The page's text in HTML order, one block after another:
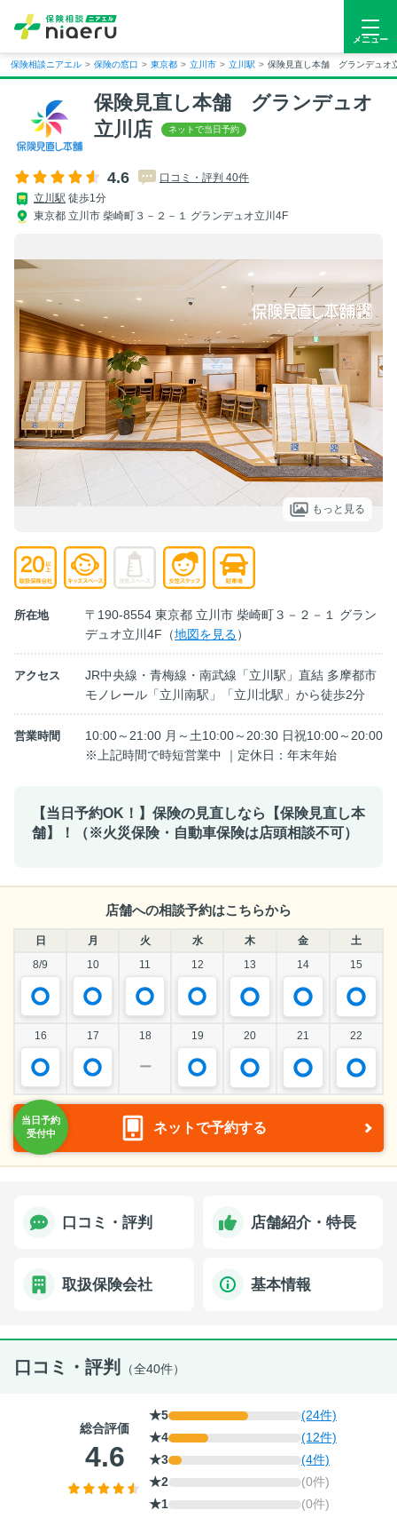
メニュー
保険相談ニアエル > 保険の窓口 > 東京都 > 立川市 > 立川駅 > 保険見直し本舗 グランデュオ
保険見直し本舗 グランデュオ
立川店
4.6
口コミ・評判 40件
立川駅 徒歩1分
東京都 立川市 柴崎町３－２－１ グランデュオ立川4F
もっと見る
所在地
〒190-8554 東京都 立川市 柴崎町３－２－１ グラン
デュオ立川4F（地図を見る）
アクセス
JR中央線・青梅線・南武線「立川駅」直結 多摩都市
モノレール「立川南駅」「立川北駅」から徒歩2分
営業時間
10:00～21:00 月～土10:00～20:30 日祝10:00～20:00
※上記時間で時短営業中 ｜定休日：年末年始
【当日予約OK！】保険の見直しなら【保険見直し本
舗】！（※火災保険・自動車保険は店頭相談不可）
店舗への相談予約はこちらから
日 月 火 水 木 金
土
8/9
10 11 12 13 14 15
16 17 18 19 20 21 22
ー
ネットで予約する
口コミ・評判 店舗紹介・特長
取扱保険会社 基本情報
口コミ・評判 （全40件）
総合評価
4.6
★5
(24件)
★4
(12件)
★3
(4件)
★2
(0件)
★1
(0件)